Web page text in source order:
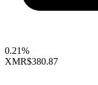
0.21%
XMR$380.87